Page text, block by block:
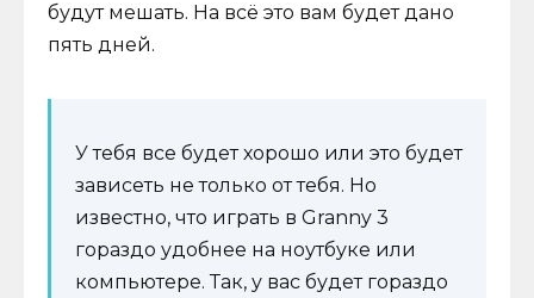
будут мешать. На всё это вам будет дано
пять дней.
У тебя все будет хорошо или это будет
зависеть не только от тебя. Но
известно, что играть в Granny 3
гораздо удобнее на ноутбуке или
компьютере. Так, у вас будет гораздо